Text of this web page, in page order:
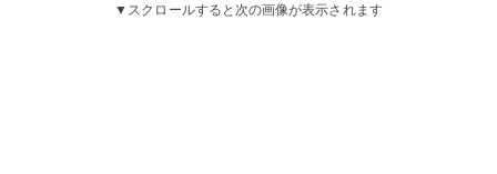
▼スクロールすると次の画像が表示されます